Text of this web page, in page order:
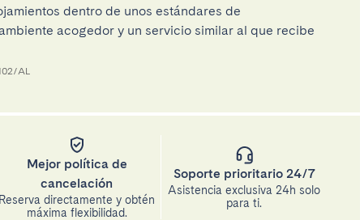
dentro de unos estándares de
acogedor y un servicio similar al que recibe
AL
Mejor política de
cancelación
Reserva directamente y obtén
máxima flexibilidad.
Soporte prioritario 24/7
Asistencia exclusiva 24h solo
para ti.